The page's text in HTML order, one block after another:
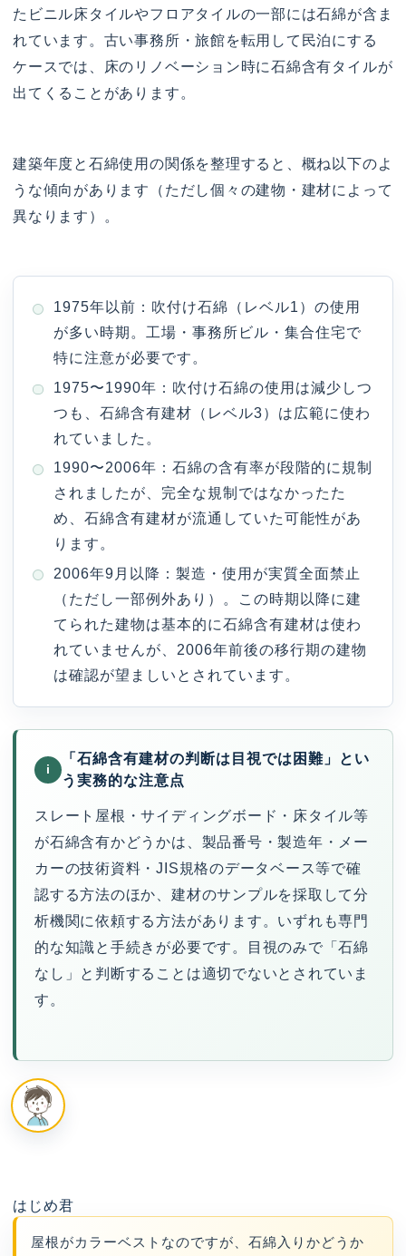
たビニル床タイルやフロアタイルの一部には石綿が含ま
れています。古い事務所・旅館を転用して民泊にする
ケースでは、床のリノベーション時に石綿含有タイルが
出てくることがあります。
建築年度と石綿使用の関係を整理すると、概ね以下のよ
うな傾向があります（ただし個々の建物・建材によって
異なります）。
1975年以前：吹付け石綿（レベル1）の使用
が多い時期。工場・事務所ビル・集合住宅で
特に注意が必要です。
1975〜1990年：吹付け石綿の使用は減少しつ
つも、石綿含有建材（レベル3）は広範に使わ
れていました。
1990〜2006年：石綿の含有率が段階的に規制
されましたが、完全な規制ではなかったた
め、石綿含有建材が流通していた可能性があ
ります。
2006年9月以降：製造・使用が実質全面禁止
（ただし一部例外あり）。この時期以降に建
てられた建物は基本的に石綿含有建材は使わ
れていませんが、2006年前後の移行期の建物
は確認が望ましいとされています。
i
「石綿含有建材の判断は目視では困難」とい
う実務的な注意点
スレート屋根・サイディングボード・床タイル等
が石綿含有かどうかは、製品番号・製造年・メー
カーの技術資料・JIS規格のデータベース等で確
認する方法のほか、建材のサンプルを採取して分
析機関に依頼する方法があります。いずれも専門
的な知識と手続きが必要です。目視のみで「石綿
なし」と判断することは適切でないとされていま
す。
はじめ君
屋根がカラーベストなのですが、石綿入りかどうか